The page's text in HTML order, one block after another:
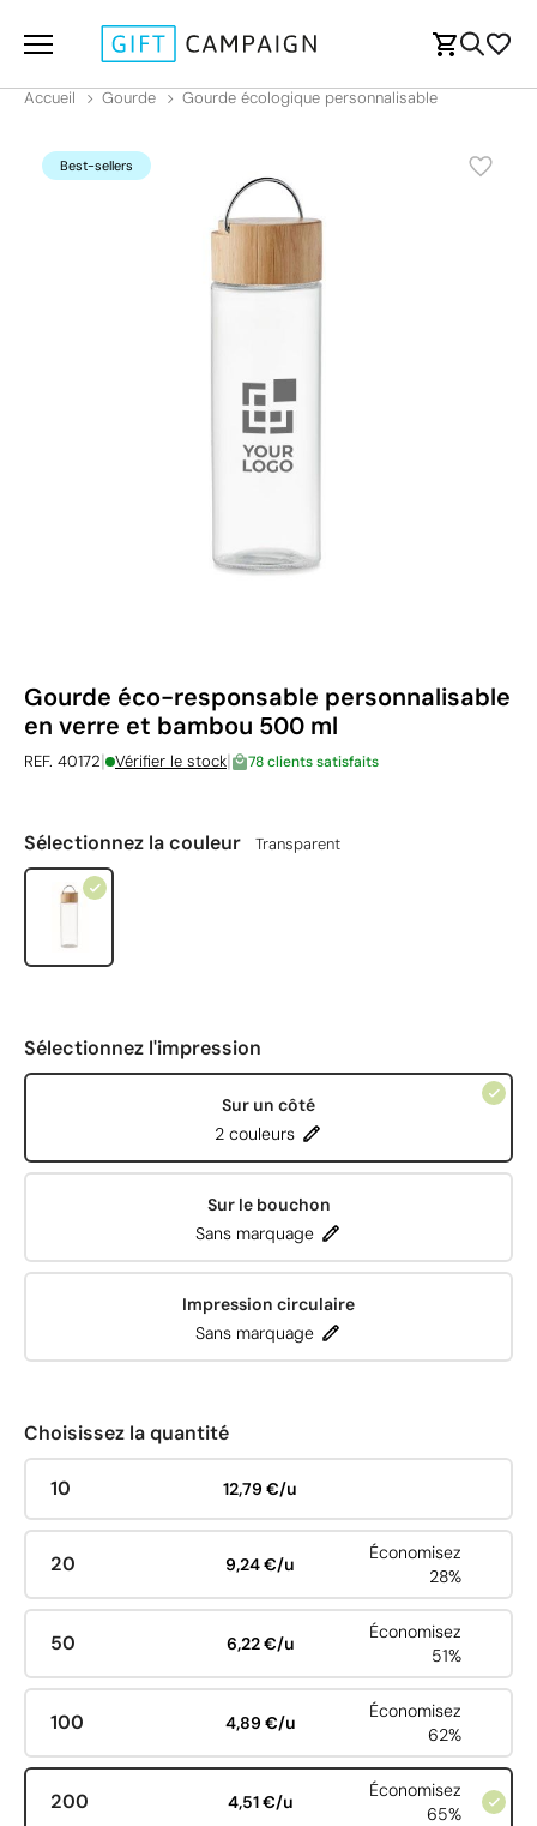
Accueil Gourde Gourde écologique personnalisable
Best-sellers
Gourde éco-responsable personnalisable
en verre et bambou 500 ml
REF. 40172| Vérifier le stock| 78 clients satisfaits
Sélectionnez la couleur Transparent
Sélectionnez l'impression
Sur un côté
2 couleurs
Sur le bouchon
Sans marquage
Impression circulaire
Sans marquage
Choisissez la quantité
10 12,79 €/u
20 9,24 €/u
Économisez
28%
50 6,22 €/u
Économisez
51%
100 4,89 €/u
Économisez
62%
200 4,51 €/u
Économisez
65%